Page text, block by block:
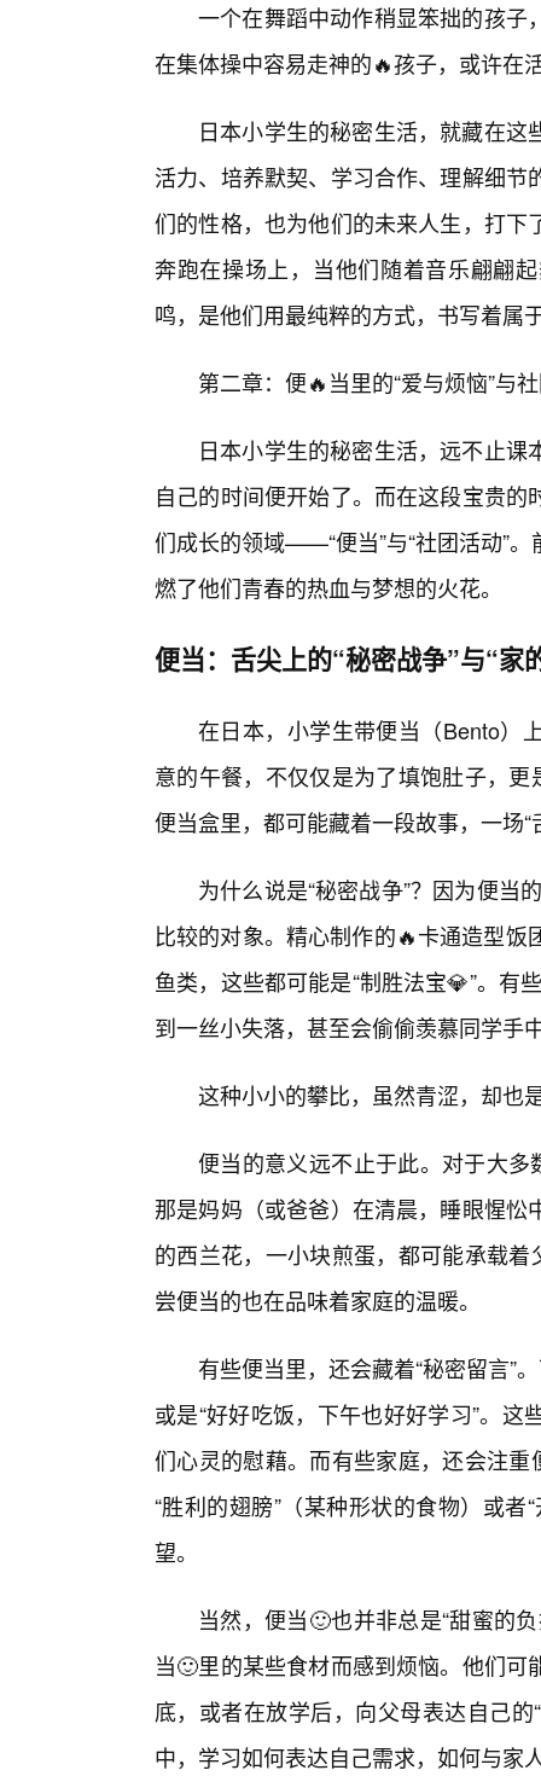
一个在舞蹈中动作稍显笨拙的孩子
在集体操中容易走神的🔥孩子，或许在
日本小学生的秘密生活，就藏在
活力、培养默契、学习合作、理解细
们的性格，也为他们的未来人生，打
奔跑在操场上，当他们随着音乐翩翩
鸣，是他们用最纯粹的方式，书写着属
第二章：便🔥当里的“爱与烦恼”与
日本小学生的秘密生活，远不止
自己的时间便开始了。而在这段宝贵
们成长的领域——“便当”与“社团活动”
燃了他们青春的热血与梦想的火花。
便当：舌尖上的“秘密战争”与“家
在日本，小学生带便当（Bento）
意的午餐，不仅仅是为了填饱肚子，
便当盒里，都可能藏着一段故事，一场“
为什么说是“秘密战争”？因为便当
比较的对象。精心制作的🔥卡通造型
鱼类，这些都可能是“制胜法宝💎”。有
到一丝小失落，甚至会偷偷羡慕同学手
这种小小的攀比，虽然青涩，却也
便当的意义远不止于此。对于大多
那是妈妈（或爸爸）在清晨，睡眼惺
的西兰花，一小块煎蛋，都可能承载
尝便当的也在品味着家庭的温暖。
有些便当里，还会藏着“秘密留言”
或是“好好吃饭，下午也好好学习”。
们心灵的慰藉。而有些家庭，还会注
“胜利的翅膀”（某种形状的食物）或
望。
当然，便当🙂也并非总是“甜蜜的
当🙂里的某些食材而感到烦恼。他们
底，或者在放学后，向父母表达自己的
中，学习如何表达自己需求，如何与家